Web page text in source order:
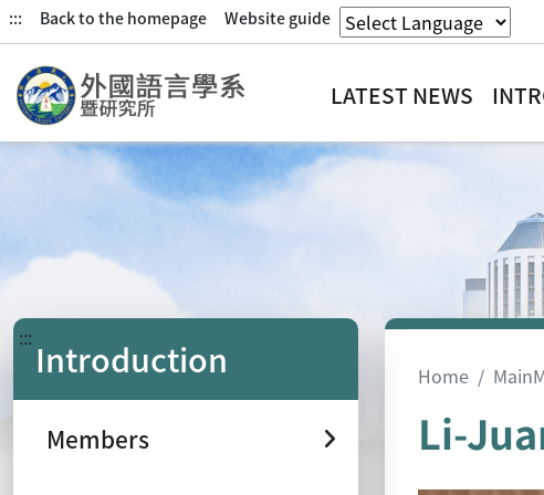
::: Back to the homepage Website guide
LATEST NEWS
::: Introduction
Members
Home
Li-